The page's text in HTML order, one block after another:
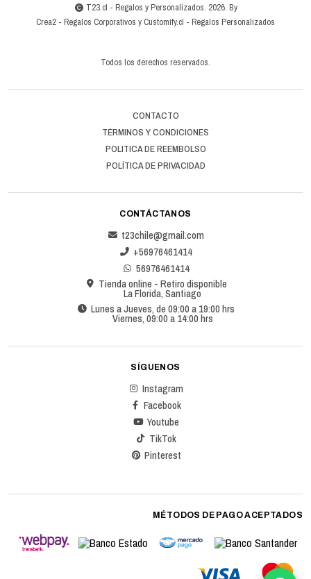
T23.cl - Regalos y Personalizados. 2026. By
Crea2 - Regalos Corporativos y Customify.cl - Regalos Personalizados
Todos los derechos reservados.
CONTACTO
TÉRMINOS Y CONDICIONES
POLITICA DE REEMBOLSO
POLÍTICA DE PRIVACIDAD
CONTÁCTANOS
t23chile@gmail.com
+56976461414
56976461414
Tienda online - Retiro disponible
La Florida, Santiago
Lunes a Jueves, de 09:00 a 19:00 hrs
Viernes, 09:00 a 14:00 hrs
SÍGUENOS
Instagram
Facebook
Youtube
TikTok
Pinterest
MÉTODOS DE PAGO ACEPTADOS